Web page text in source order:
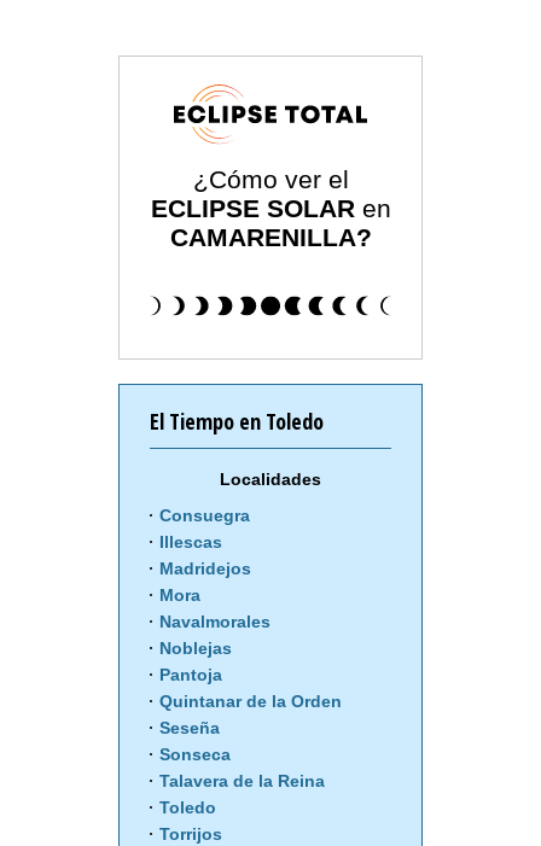
¿Cómo ver el
ECLIPSE SOLAR en
CAMARENILLA?
El Tiempo en Toledo
Localidades
Consuegra
Illescas
Madridejos
Mora
Navalmorales
Noblejas
Pantoja
Quintanar de la Orden
Seseña
Sonseca
Talavera de la Reina
Toledo
Torrijos